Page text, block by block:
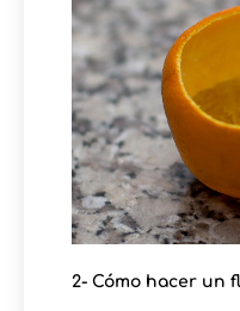
2- Cómo hacer un